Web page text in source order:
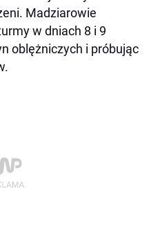
Madziarowie
w dniach 8 i 9
oblężniczych i próbując